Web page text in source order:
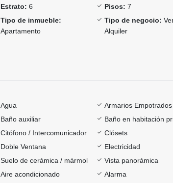
Estrato: 6 Pisos: 7
Tipo de inmueble:
Apartamento
Tipo de negocio:
Alquiler
Agua
Armarios Empotrados
Baño auxiliar
Baño en habitación
Citófono / Intercomunicador
Clósets
Doble Ventana
Electricidad
Suelo de cerámica / mármol
Vista panorámica
Aire acondicionado
Alarma